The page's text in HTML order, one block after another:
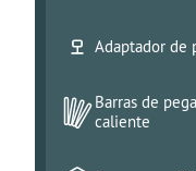
Adaptador de
Barras de
caliente